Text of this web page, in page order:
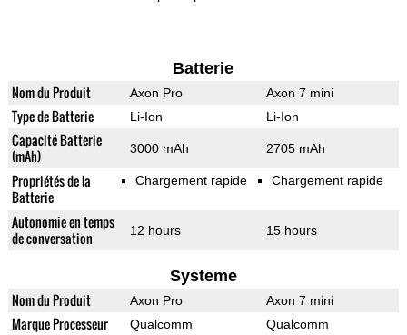
Batterie
Nom du Produit Axon Pro Axon 7 mini
Type de Batterie Li-Ion Li-Ion
Capacité Batterie
(mAh)
3000 mAh 2705 mAh
Propriétés de la
Batterie
Chargement rapide Chargement rapide
Autonomie en temps
de conversation
12 hours 15 hours
Systeme
Nom du Produit Axon Pro Axon 7 mini
Marque Processeur Qualcomm Qualcomm